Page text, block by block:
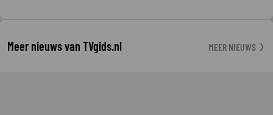
Meer nieuws van TVgids.nl MEER NIEUWS